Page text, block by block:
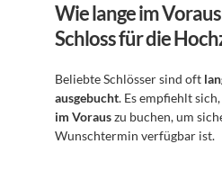
Wie lange im
Schloss für die
Beliebte Schlösser sind oft
ausgebucht. Es empfiehlt sich,
im Voraus zu buchen, um
Wunschtermin verfügbar ist.